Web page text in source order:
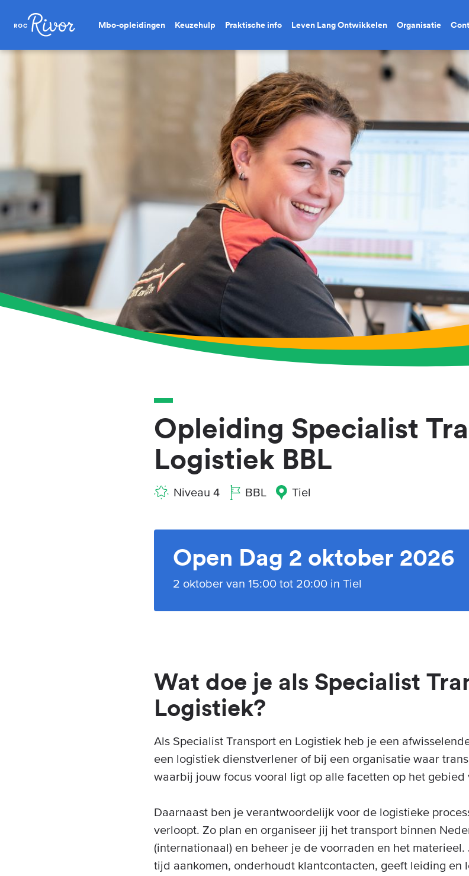
Mbo-opleidingen Keuzehulp Praktische info Leven Lang Ontwikkelen Organisatie
Opleiding Specialist
Logistiek BBL
Niveau 4 BBL Tiel
Open Dag 2 oktober 2026
2 oktober van 15:00 tot 20:00 in Tiel
Wat doe je als Specialist
Logistiek?
Als Specialist Transport en Logistiek heb je een
een logistiek dienstverlener of bij een organisatie waar
waarbij jouw focus vooral ligt op alle facetten op het gebied
Daarnaast ben je verantwoordelijk voor de logistieke
verloopt. Zo plan en organiseer jij het transport binnen
(internationaal) en beheer je de voorraden en het
tijd aankomen, onderhoudt klantcontacten, geeft leiding en